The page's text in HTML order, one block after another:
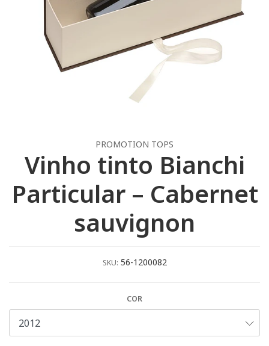
PROMOTION TOPS
Vinho tinto Bianchi
Particular – Cabernet
sauvignon
SKU: 56-1200082
COR